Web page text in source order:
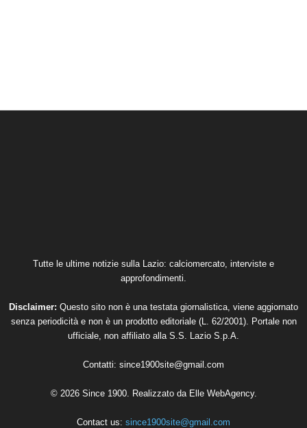
Tutte le ultime notizie sulla Lazio: calciomercato, interviste e
approfondimenti.
Disclaimer: Questo sito non è una testata giornalistica, viene aggiornato
senza periodicità e non è un prodotto editoriale (L. 62/2001). Portale non
ufficiale, non affiliato alla S.S. Lazio S.p.A.
Contatti: since1900site@gmail.com
© 2026 Since 1900. Realizzato da Elle WebAgency.
Contact us: since1900site@gmail.com